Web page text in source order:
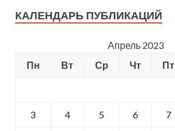
КАЛЕНДАРЬ ПУБЛИКАЦИЙ
Апрель 2023
Пн
Вт Ср Чт Пт
3 4 5 6 7